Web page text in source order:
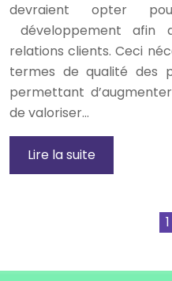
devraient opter
développement afin
relations clients. Ceci
termes de qualité des
permettant
de valoriser…
Lire la suite
1